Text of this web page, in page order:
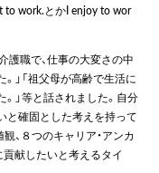
to work.とかI enjoy to wor
護職で、仕事の大変さの中
」「祖父母が高齢で生活に
」等と話されました。自分
と確固とした考えを持って
、８つのキャリア・アンカ
貢献したいと考えるタイ